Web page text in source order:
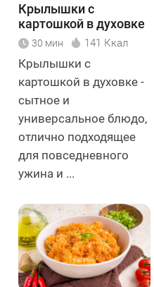
Крылышки с
картошкой в духовке
30 мин 141 Ккал
Крылышки с
картошкой в духовке -
сытное и
универсальное блюдо,
отлично подходящее
для повседневного
ужина и ...